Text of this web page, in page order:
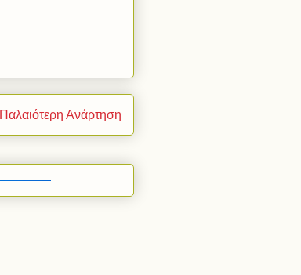
Παλαιότερη Ανάρτηση